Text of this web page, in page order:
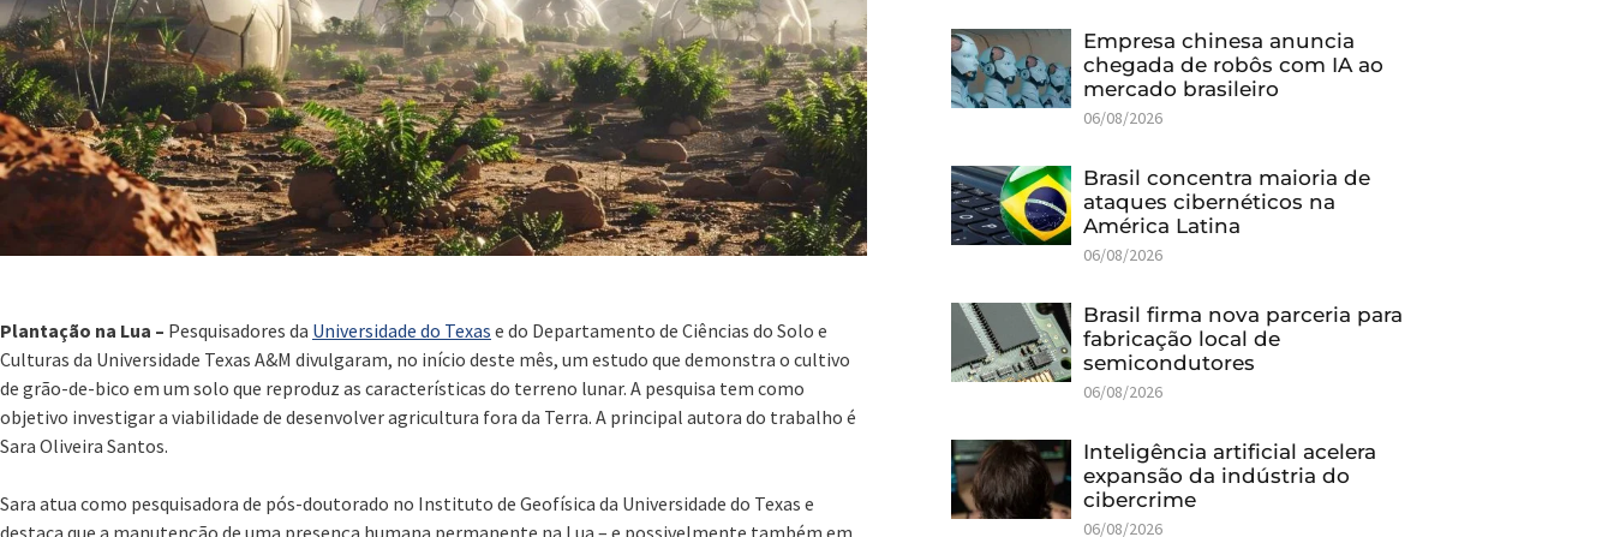
Plantação na Lua – Pesquisadores da Universidade do Texas e do Departamento de Ciências do Solo e
Culturas da Universidade Texas A&M divulgaram, no início deste mês, um estudo que demonstra o cultivo
de grão-de-bico em um solo que reproduz as características do terreno lunar. A pesquisa tem como
objetivo investigar a viabilidade de desenvolver agricultura fora da Terra. A principal autora do trabalho é
Sara Oliveira Santos.
Sara atua como pesquisadora de pós-doutorado no Instituto de Geofísica da Universidade do Texas e
destaca que a manutenção de uma presença humana permanente na Lua – e possivelmente também em
Empresa chinesa anuncia
chegada de robôs com IA ao
mercado brasileiro
06/08/2026
Brasil concentra maioria de
ataques cibernéticos na
América Latina
06/08/2026
Brasil firma nova parceria para
fabricação local de
semicondutores
06/08/2026
Inteligência artificial acelera
expansão da indústria do
cibercrime
06/08/2026